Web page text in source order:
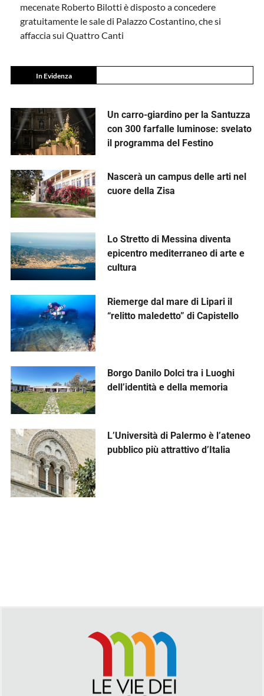
mecenate Roberto Bilotti è disposto a concedere
gratuitamente le sale di Palazzo Costantino, che si
affaccia sui Quattro Canti
In Evidenza
Un carro-giardino per la Santuzza
con 300 farfalle luminose: svelato
il programma del Festino
Nascerà un campus delle arti nel
cuore della Zisa
Lo Stretto di Messina diventa
epicentro mediterraneo di arte e
cultura
Riemerge dal mare di Lipari il
“relitto maledetto” di Capistello
Borgo Danilo Dolci tra i Luoghi
dell’identità e della memoria
L’Università di Palermo è l’ateneo
pubblico più attrattivo d’Italia